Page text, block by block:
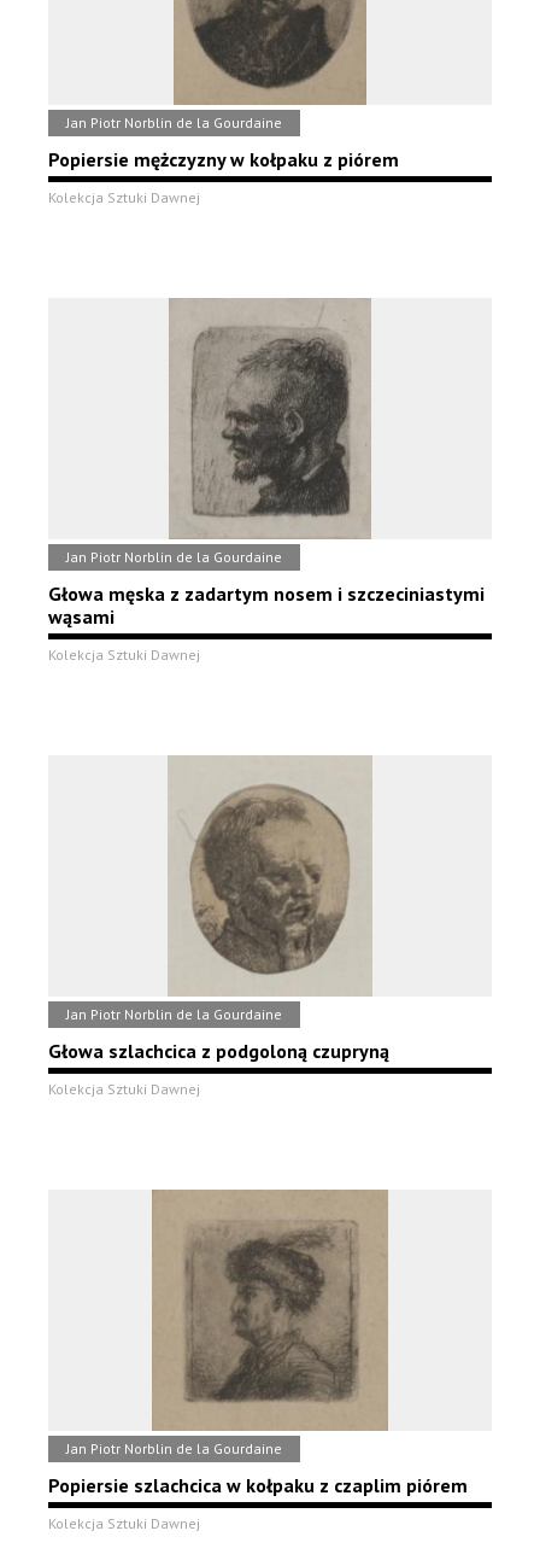
Jan Piotr Norblin de la Gourdaine
Popiersie mężczyzny w kołpaku z piórem
Kolekcja Sztuki Dawnej
Jan Piotr Norblin de la Gourdaine
Głowa męska z zadartym nosem i szczeciniastymi
wąsami
Kolekcja Sztuki Dawnej
Jan Piotr Norblin de la Gourdaine
Głowa szlachcica z podgoloną czupryną
Kolekcja Sztuki Dawnej
Jan Piotr Norblin de la Gourdaine
Popiersie szlachcica w kołpaku z czaplim piórem
Kolekcja Sztuki Dawnej